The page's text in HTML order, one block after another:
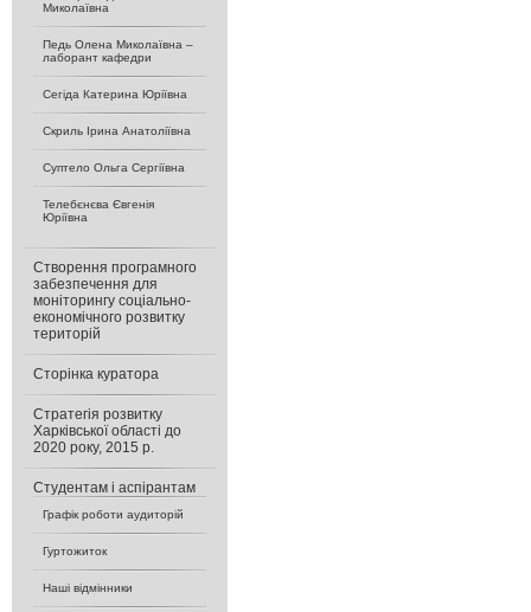
Миколаївна
Педь Олена Миколаївна –
лаборант кафедри
Сегіда Катерина Юріївна
Скриль Ірина Анатоліївна
Суптело Ольга Сергіївна
Телебєнєва Євгенія
Юріївна
Створення програмного
забезпечення для
моніторингу соціально-
економічного розвитку
територій
Сторінка куратора
Стратегія розвитку
Харківської області до
2020 року, 2015 р.
Студентам і аспірантам
Графік роботи аудиторій
Гуртожиток
Наші відмінники